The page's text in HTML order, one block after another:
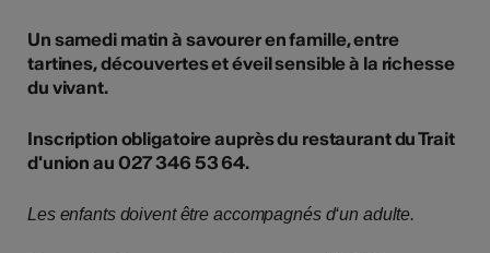
Un samedi matin à savourer en famille, entre
tartines, découvertes et éveil sensible à la richesse
du vivant.
Inscription obligatoire auprès du restaurant du Trait
d'union au 027 346 53 64.
Les enfants doivent être accompagnés d‘un adulte.